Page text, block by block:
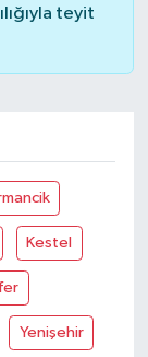
teyit
Kestel
Yenişehir